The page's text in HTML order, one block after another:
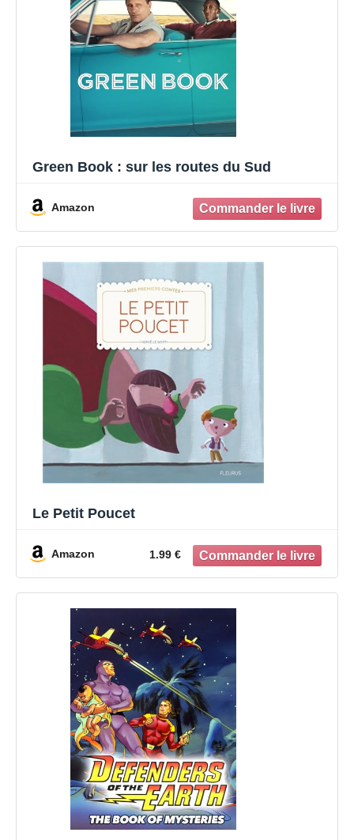
Green Book : sur les routes du Sud
Amazon
Le Petit Poucet
Amazon 1.99 €